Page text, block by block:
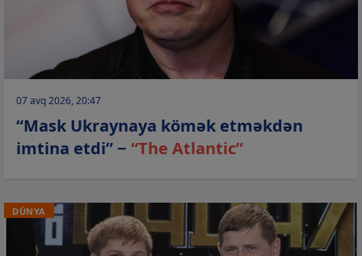
07 avq 2026, 20:47
“Mask Ukraynaya kömək etməkdən
imtina etdi” − “The Atlantic”
DÜNYA